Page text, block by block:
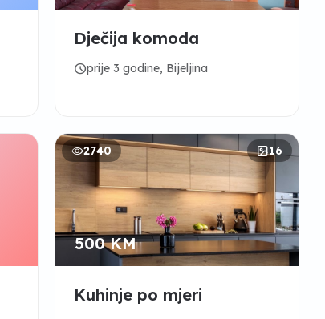
Dječija komoda
scheduleprije 3 godine, Bijeljina
2740 16
500 KM
Kuhinje po mjeri